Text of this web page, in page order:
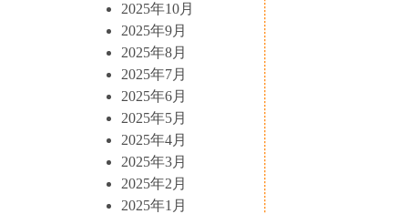
2025年10月
2025年9月
2025年8月
2025年7月
2025年6月
2025年5月
2025年4月
2025年3月
2025年2月
2025年1月